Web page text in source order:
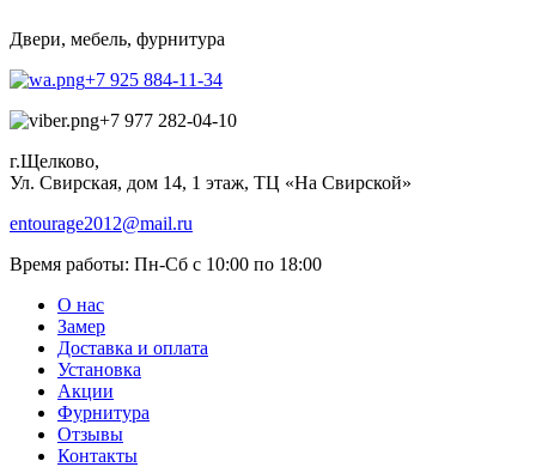
Двери, мебель, фурнитура
+7 925 884-11-34
+7 977 282-04-10
г.Щелково,
Ул. Свирская, дом 14, 1 этаж, ТЦ «На Свирской»
entourage2012@mail.ru
Время работы: Пн-Сб с 10:00 по 18:00
О нас
Замер
Доставка и оплата
Установка
Акции
Фурнитура
Отзывы
Контакты